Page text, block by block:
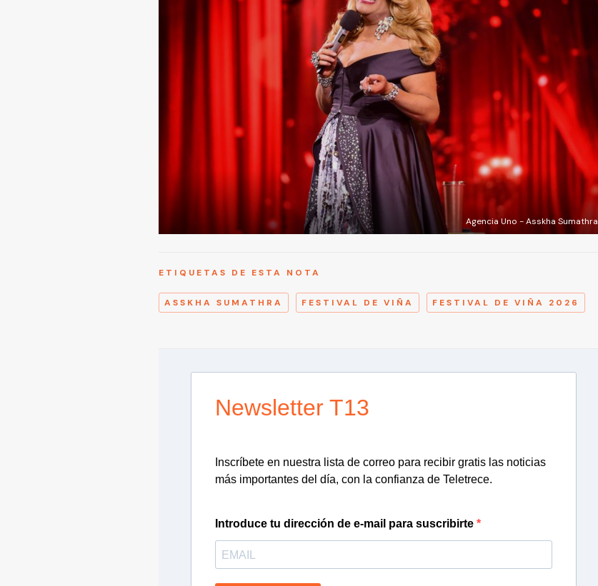
Agencia Uno - Asskha Sumathra
ETIQUETAS DE ESTA NOTA
ASSKHA SUMATHRA FESTIVAL DE VIÑA FESTIVAL DE VIÑA 2026
Newsletter T13
Inscríbete en nuestra lista de correo para recibir gratis las noticias
más importantes del día, con la confianza de Teletrece.
Introduce tu dirección de e-mail para suscribirte